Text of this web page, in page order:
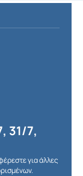
31/7,
για άλλες